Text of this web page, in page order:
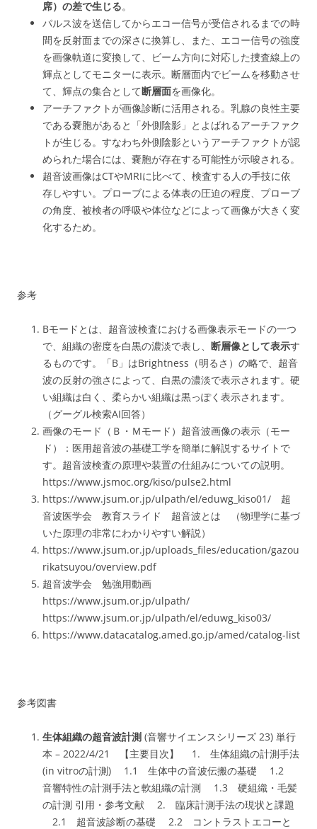
席）の差で生じる。
パルス波を送信してからエコー信号が受信されるまでの時
間を反射面までの深さに換算し、また、エコー信号の強度
を画像軌道に変換して、ビーム方向に対応した捜査線上の
輝点としてモニターに表示。断層面内でビームを移動させ
て、輝点の集合として断層面を画像化。
アーチファクトが画像診断に活用される。乳腺の良性主要
である嚢胞があると「外側陰影」とよばれるアーチファク
トが生じる。すなわち外側陰影というアーチファクトが認
められた場合には、嚢胞が存在する可能性が示唆される。
超音波画像はCTやMRIに比べて、検査する人の手技に依
存しやすい。プローブによる体表の圧迫の程度、プローブ
の角度、被検者の呼吸や体位などによって画像が大きく変
化するため。
参考
Bモードとは、超音波検査における画像表示モードの一つ
で、組織の密度を白黒の濃淡で表し、 断層像として表示す
るものです。「B」はBrightness（明るさ）の略で、超音
波の反射の強さによって、白黒の濃淡で表示されます。硬
い組織は白く、柔らかい組織は黒っぽく表示されます。
（グーグル検索AI回答）
画像のモード（Ｂ・Ｍモード）超音波画像の表示（モー
ド）：医用超音波の基礎工学を簡単に解説するサイトで
す。超音波検査の原理や装置の仕組みについての説明。
https://www.jsmoc.org/kiso/pulse2.html
https://www.jsum.or.jp/ulpath/el/eduwg_kiso01/ 超
音波医学会 教育スライド 超音波とは （物理学に基づ
いた原理の非常にわかりやすい解説）
https://www.jsum.or.jp/uploads_files/education/gazou
rikatsuyou/overview.pdf
超音波学会 勉強用動画
https://www.jsum.or.jp/ulpath/
https://www.jsum.or.jp/ulpath/el/eduwg_kiso03/
https://www.datacatalog.amed.go.jp/amed/catalog-list
参考図書
生体組織の超音波計測 (音響サイエンスシリーズ 23) 単行
本 – 2022/4/21 【主要目次】 1. 生体組織の計測手法
(in vitroの計測) 1.1 生体中の音波伝搬の基礎 1.2
音響特性の計測手法と軟組織の計測 1.3 硬組織・毛髪
の計測 引用・参考文献 2. 臨床計測手法の現状と課題
2.1 超音波診断の基礎 2.2 コントラストエコーと